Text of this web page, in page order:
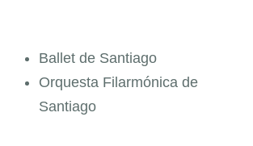
Ballet de Santiago
Orquesta Filarmónica de
Santiago